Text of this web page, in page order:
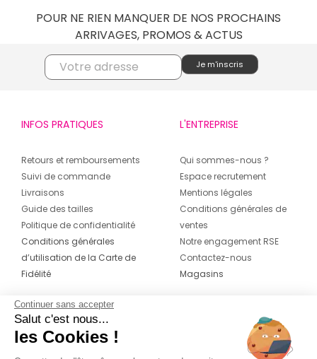
POUR NE RIEN MANQUER DE NOS PROCHAINS
ARRIVAGES, PROMOS & ACTUS
INFOS PRATIQUES
Retours et remboursements
Suivi de commande
Livraisons
Guide des tailles
Politique de confidentialité
Conditions générales
d’utilisation de la Carte de
Fidélité
L'ENTREPRISE
Qui sommes-nous ?
Espace recrutement
Mentions légales
Conditions générales de
ventes
Notre engagement RSE
Contactez-nous
Magasins
CONTACT
04 42 20 78 42
Continuer sans accepter
Salut c'est nous...
les Cookies !